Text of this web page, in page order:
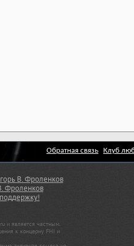
Обратная связь Клуб
В. Фроленков
Фроленков
и является частным.
к концерну FHI и